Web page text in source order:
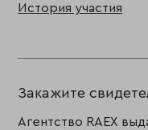
История участия
Закажите
Агентство RAEX